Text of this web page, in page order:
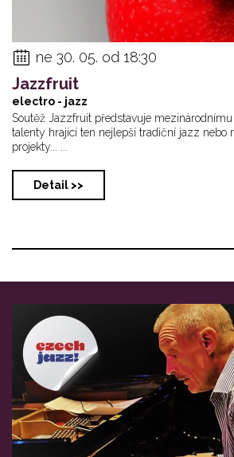
ne 30. 05. od 18:30
Jazzfruit
electro - jazz
Soutěž Jazzfruit představuje
talenty hrající ten nejlepší tradiční jazz nebo
projekty... ...
Detail >>